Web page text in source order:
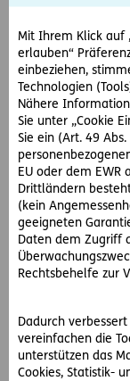
Mit Ihrem Klick auf
erlauben“
einbeziehen,
Technologien
Nähere
Sie unter „Cookie
Sie ein (Art. 49
EU oder dem
Drittländern
(kein
geeigneten
Daten dem Zugriff
Rechtsbehelfe zur
Dadurch
vereinfachen die
unterstützen das
Cookies, Statistik-
ERGO
Sabine Stöger,
© Caroline Ströck​​​​​​​